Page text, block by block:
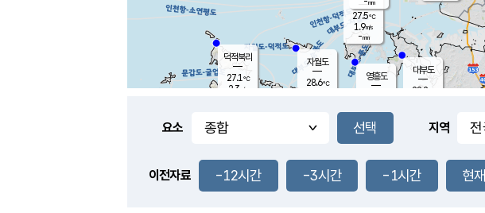
풍도
1.5m/s
27.5℃
1.9m/s
-mm
영흥도
자월도
28.6℃
대부도
28.2
-
덕적북리
27.1℃
2.3 m/s
mm
요소 지역
이전자료 -12시간 -3시간 -1시간 현재